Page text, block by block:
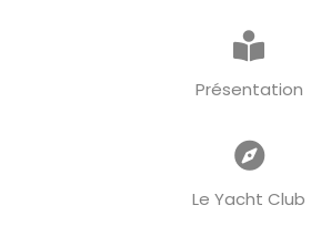
Présentation
Le Yacht Club